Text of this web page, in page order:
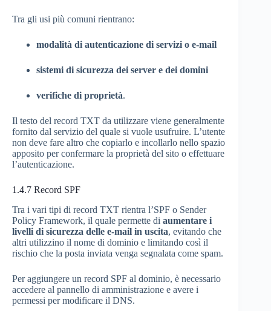
Tra gli usi più comuni rientrano:
modalità di autenticazione di servizi o e-mail
sistemi di sicurezza dei server e dei domini
verifiche di proprietà.
Il testo del record TXT da utilizzare viene generalmente
fornito dal servizio del quale si vuole usufruire. L’utente
non deve fare altro che copiarlo e incollarlo nello spazio
apposito per confermare la proprietà del sito o effettuare
l’autenticazione.
1.4.7 Record SPF
Tra i vari tipi di record TXT rientra l’SPF o Sender
Policy Framework, il quale permette di aumentare i
livelli di sicurezza delle e-mail in uscita, evitando che
altri utilizzino il nome di dominio e limitando così il
rischio che la posta inviata venga segnalata come spam.
Per aggiungere un record SPF al dominio, è necessario
accedere al pannello di amministrazione e avere i
permessi per modificare il DNS.